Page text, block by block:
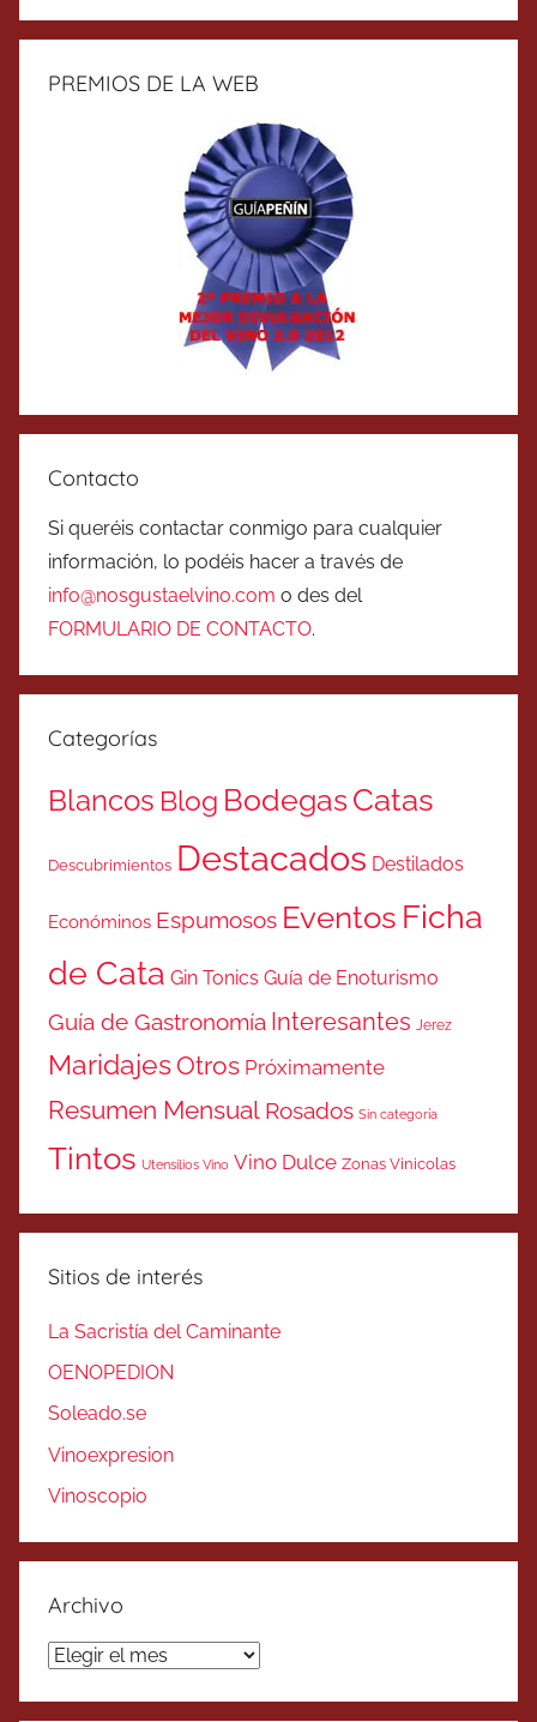
PREMIOS DE LA WEB
Contacto
Si queréis contactar conmigo para cualquier
información, lo podéis hacer a través de
info@nosgustaelvino.com o des del
FORMULARIO DE CONTACTO.
Categorías
Blancos Blog BodegasCatas
Descubrimientos Destacados Destilados
Económinos Espumosos Eventos Ficha
de Cata Gin Tonics Guía de Enoturismo
Guía de Gastronomía Interesantes Jerez
MaridajesOtros Próximamente
Resumen Mensual Rosados Sin categoría
Tintos Utensilios Vino Vino Dulce Zonas Vinicolas
Sitios de interés
La Sacristía del Caminante
OENOPEDION
Soleado.se
Vinoexpresion
Vinoscopio
Archivo
Archivo